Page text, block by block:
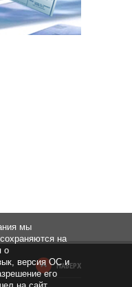
НАВЕРХ
мы
на
о
версия ОС и
его